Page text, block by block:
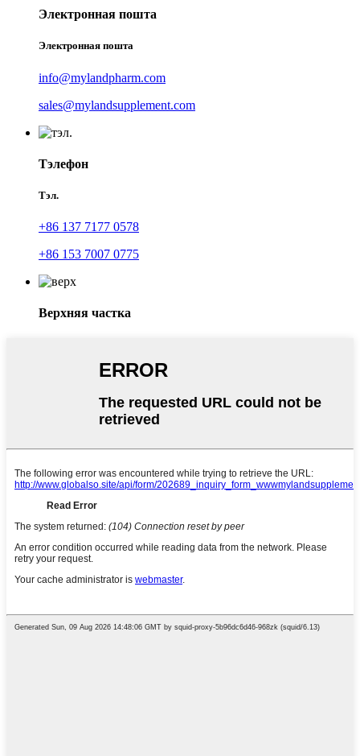
Электронная пошта
Электронная пошта
info@mylandpharm.com
sales@mylandsupplement.com
Тэлефон
Тэл.
+86 137 7177 0578
+86 153 7007 0775
Верхняя частка